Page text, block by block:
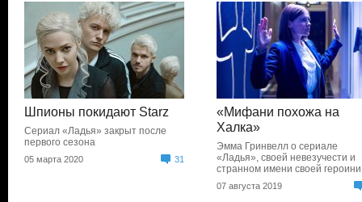
Шпионы покидают Starz
Сериал «Ладья» закрыт после
первого сезона
05 марта 2020 31
«Мифани похожа на
Халка»
Эмма Гринвелл о сериале
«Ладья», своей невезучести и
странном имени своей героини
07 августа 2019